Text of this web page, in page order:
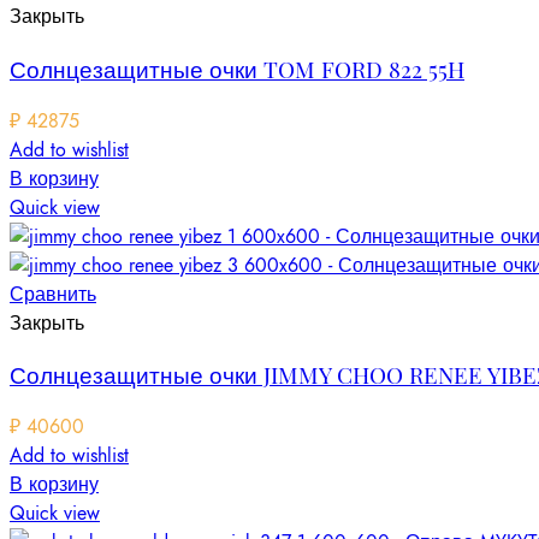
Закрыть
Солнцезащитные очки TOM FORD 822 55H
₽ 42875
Add to wishlist
В корзину
Quick view
Сравнить
Закрыть
Солнцезащитные очки JIMMY CHOO RENEE
₽ 40600
Add to wishlist
В корзину
Quick view